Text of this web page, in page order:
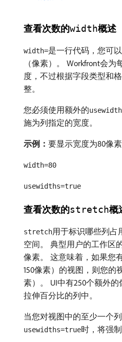
查看次数的width概述
width=是一行代码，您可
（像素）。 Workfront会
度，不过根据字段类型和
整。
您必须使用额外的
施为列指定的宽度。
示例： 要显示宽度为80像
width=80
usewidths=true
查看次数的stretch概
stretch用于标识哪些列占
空间。 典型用户的工作区
像素。 这意味着，如果您
150像素）的视图，则您的
素）。 UI中有250个额外
拉伸百分比的列中。
当您对视图中的至少一个
usewidths=true时，将强